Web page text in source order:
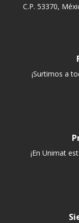
C.P. 53370,
¡Surtimos a
¡En Unimat